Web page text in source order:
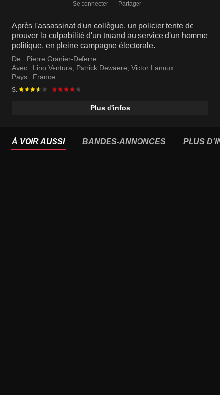
Se connecter Partager
Après l'assassinat d'un collègue, un policier tente de
prouver la culpabilité d'un truand au service d'un homme
politique, en pleine campagne électorale.
De : Pierre Granier-Deferre
Avec : Lino Ventura Patrick Dewaere Victor Lanoux
Pays : France
S.
Plus d'infos
À VOIR AUSSI BANDES-ANNONCES PLUS